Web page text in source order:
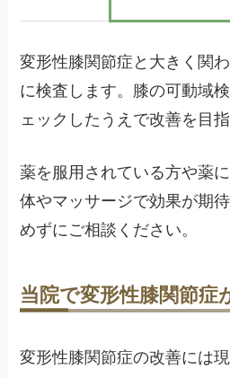
変形性膝関節症と大きく関
に検査します。膝の可動域
ェックしたうえで改善を目指
薬を服用されている方や薬
体やマッサージで効果が期
めずにご相談ください。
当院で変形性膝関節症
変形性膝関節症の改善には